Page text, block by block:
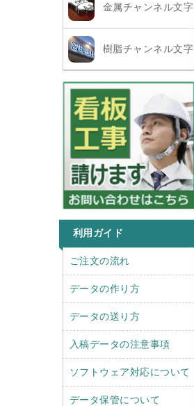
金属チャンネル文字
樹脂チャンネル文字
利用ガイド
r
ご注文の流れ
データの作り方
データの送り方
入稿データの注意事項
ソフトウェア対応について
データ保管について